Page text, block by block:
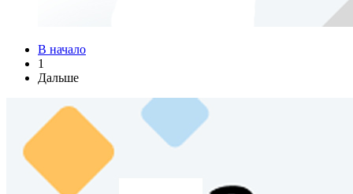
В начало
1
Дальше